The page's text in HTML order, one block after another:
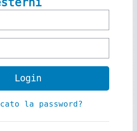
Login
la password?